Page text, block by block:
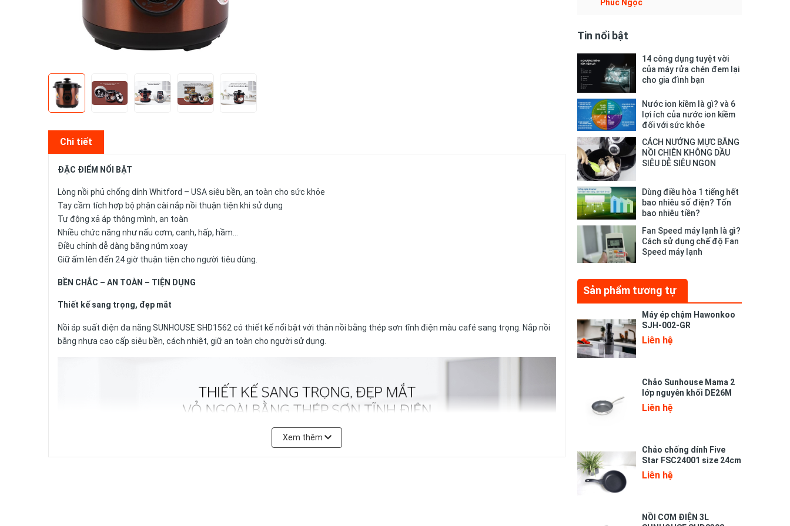
Chi tiết
ĐẶC ĐIỂM NỔI BẬT
Lòng nồi phủ chống dính Whitford – USA siêu bền, an toàn cho sức khỏe
Tay cầm tích hợp bộ phận cài nắp nồi thuận tiện khi sử dụng
Tự động xả áp thông mình, an toàn
Nhiều chức năng như nấu cơm, canh, hấp, hầm…
Điều chỉnh dễ dàng bằng núm xoay
Giữ ấm lên đến 24 giờ thuận tiện cho người tiêu dùng.
BỀN CHẮC – AN TOÀN – TIỆN DỤNG
Thiết kế sang trọng, đẹp mắt
Nồi áp suất điện đa năng SUNHOUSE SHD1562 có thiết kế nổi bật với thân nồi bằng thép sơn tĩnh điện màu café sang trọng. Nắp nồi
bằng nhựa cao cấp siêu bền, cách nhiệt, giữ an toàn cho người sử dụng.
Xem thêm
Phúc Ngọc
Tin nổi bật
14 công dụng tuyệt vời
của máy rửa chén đem lại
cho gia đình bạn
Nước ion kiềm là gì? và 6
lợi ích của nước ion kiềm
đối với sức khỏe
CÁCH NƯỚNG MỰC BẰNG
NỒI CHIÊN KHÔNG DẦU
SIÊU DỄ SIÊU NGON
Dùng điều hòa 1 tiếng hết
bao nhiêu số điện? Tốn
bao nhiêu tiền?
Fan Speed máy lạnh là gì?
Cách sử dụng chế độ Fan
Speed máy lạnh
Sản phẩm tương tự
Máy ép chậm Hawonkoo
SJH-002-GR
Liên hệ
Chảo Sunhouse Mama 2
lớp nguyên khối DE26M
Liên hệ
Chảo chống dính Five
Star FSC24001 size 24cm
Liên hệ
NỒI CƠM ĐIỆN 3L